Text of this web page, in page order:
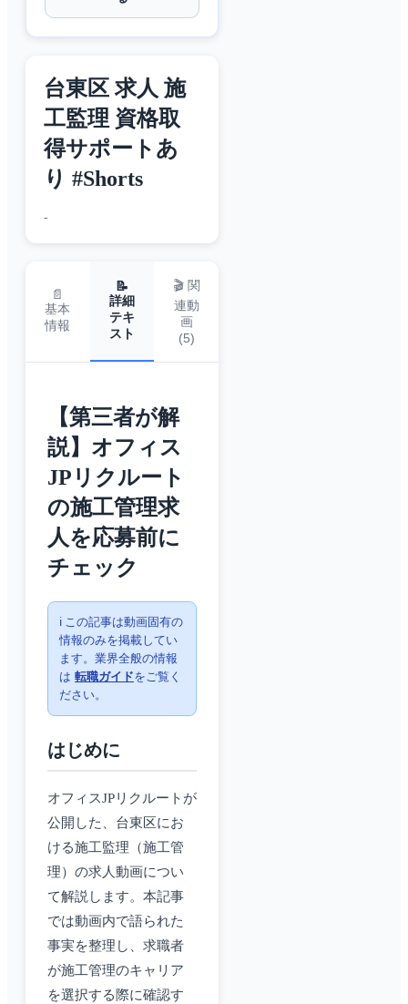
台東区 求人 施
工監理 資格取
得サポートあ
り #Shorts
-
📄
基本
情報
📝
詳細
テキ
スト
🎬 関
連動
画
(5)
【第三者が解
説】オフィス
JPリクルート
の施工管理求
人を応募前に
チェック
ℹ️ この記事は動画固有の
情報のみを掲載してい
ます。業界全般の情報
は 転職ガイドをご覧く
ださい。
はじめに
オフィスJPリクルートが
公開した、台東区にお
ける施工監理（施工管
理）の求人動画につい
て解説します。本記事
では動画内で語られた
事実を整理し、求職者
が施工管理のキャリア
を選択する際に確認す